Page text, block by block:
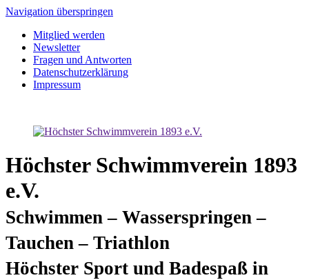
Navigation überspringen
Mitglied werden
Newsletter
Fragen und Antworten
Datenschutzerklärung
Impressum
Höchster Schwimmverein 1893
e.V.
Schwimmen – Wasserspringen –
Tauchen – Triathlon
Höchster Sport und Badespaß in